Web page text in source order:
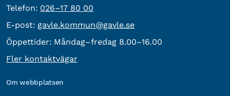
Telefon: Telefon:
026–17 80 00
E-post: E-post:
gavle.kommun@gavle.se
Öppettider: Måndag–fredag 8.00–16.00
Fler kontaktvägar
Om webbplatsen